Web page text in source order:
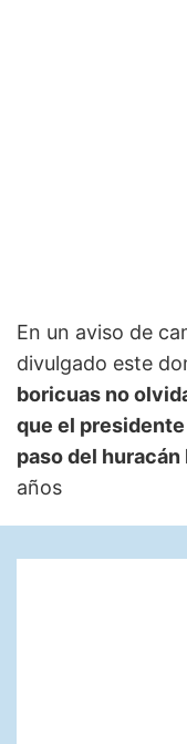
En un aviso de
divulgado este
boricuas no
que el
paso del huracán
años